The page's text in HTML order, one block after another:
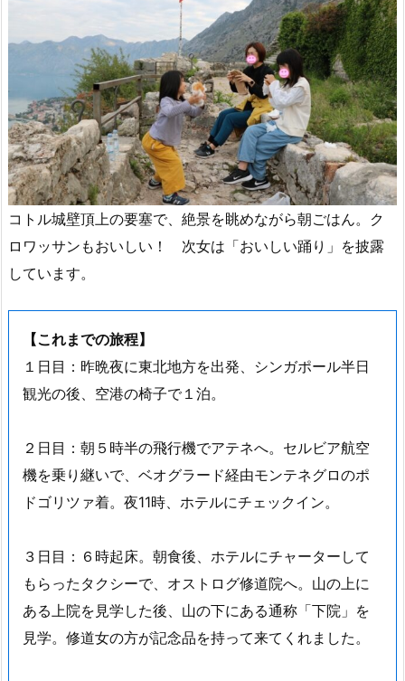
コトル城壁頂上の要塞で、絶景を眺めながら朝ごはん。ク
ロワッサンもおいしい！ 次女は「おいしい踊り」を披露
しています。
【これまでの旅程】
１日目：昨晩夜に東北地方を出発、シンガポール半日
観光の後、空港の椅子で１泊。
２日目：朝５時半の飛行機でアテネへ。セルビア航空
機を乗り継いで、ベオグラード経由モンテネグロのポ
ドゴリツァ着。夜11時、ホテルにチェックイン。
３日目：６時起床。朝食後、ホテルにチャーターして
もらったタクシーで、オストログ修道院へ。山の上に
ある上院を見学した後、山の下にある通称「下院」を
見学。修道女の方が記念品を持って来てくれました。